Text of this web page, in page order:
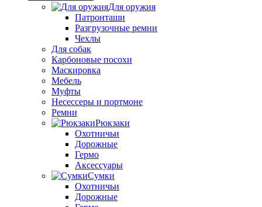
Для оружия
Патронташи
Разгрузочные ремни
Чехлы
Для собак
Карбоновые посохи
Маскировка
Мебель
Муфты
Несессеры и портмоне
Ремни
Рюкзаки
Охотничьи
Дорожные
Гермо
Аксессуары
Сумки
Охотничьи
Дорожные